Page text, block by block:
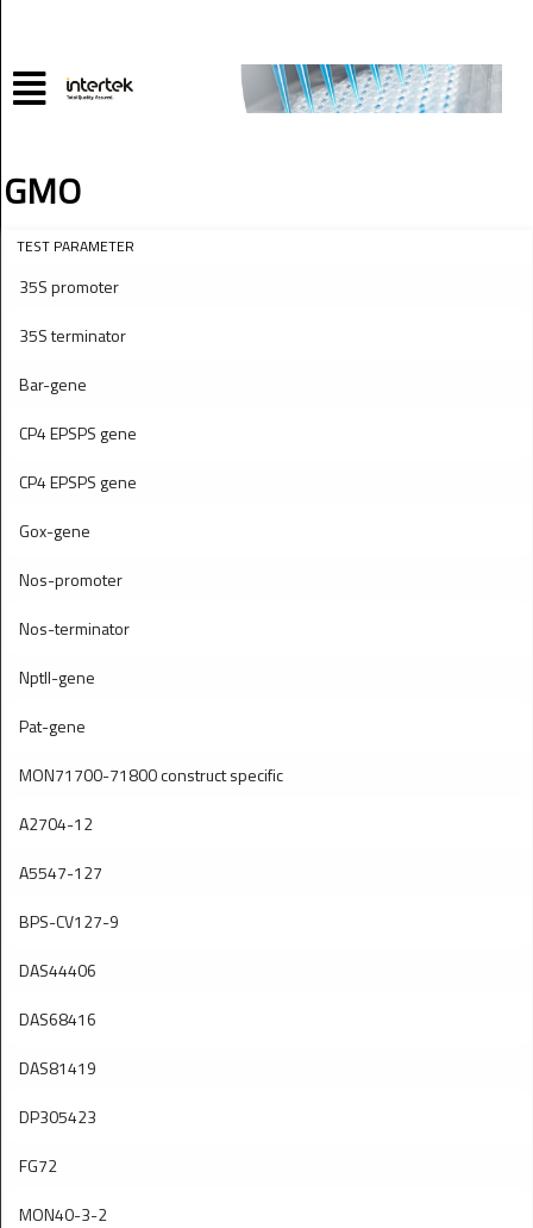
GMO
TEST PARAMETER
35S promoter
35S terminator
Bar-gene
CP4 EPSPS gene
CP4 EPSPS gene
Gox-gene
Nos-promoter
Nos-terminator
Nptll-gene
Pat-gene
MON71700-71800 construct specific
A2704-12
A5547-127
BPS-CV127-9
DAS44406
DAS68416
DAS81419
DP305423
FG72
MON40-3-2